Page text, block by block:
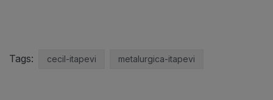
Tags: cecil-itapevi metalurgica-itapevi